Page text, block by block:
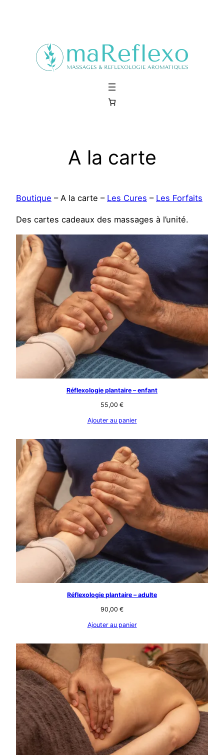
A la carte
Boutique – A la carte – Les Cures – Les Forfaits
Des cartes cadeaux des massages à l’unité.
Réflexologie plantaire – enfant
55,00 €
Ajouter au panier
Réflexologie plantaire – adulte
90,00 €
Ajouter au panier